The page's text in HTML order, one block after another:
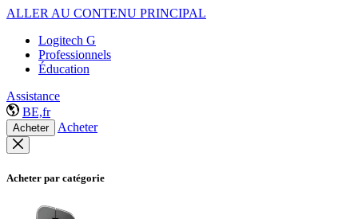
ALLER AU CONTENU PRINCIPAL
Logitech G
Professionnels
Éducation
Assistance
BE,fr
Acheter Acheter
Acheter par catégorie